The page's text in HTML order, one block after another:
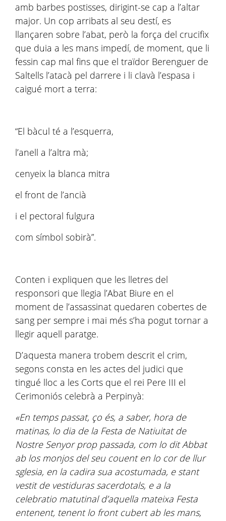
amb barbes postisses, dirigint-se cap a l’altar
major. Un cop arribats al seu destí, es
llançaren sobre l’abat, però la força del crucifix
que duia a les mans impedí, de moment, que li
fessin cap mal fins que el traïdor Berenguer de
Saltells l’atacà pel darrere i li clavà l’espasa i
caigué mort a terra:
“El bàcul té a l’esquerra,
l’anell a l’altra mà;
cenyeix la blanca mitra
el front de l’ancià
i el pectoral fulgura
com símbol sobirà”.
Conten i expliquen que les lletres del
responsori que llegia l’Abat Biure en el
moment de l’assassinat quedaren cobertes de
sang per sempre i mai més s’ha pogut tornar a
llegir aquell paratge.
D’aquesta manera trobem descrit el crim,
segons consta en les actes del judici que
tingué lloc a les Corts que el rei Pere III el
Cerimoniós celebrà a Perpinyà:
«En temps passat, ço és, a saber, hora de
matinas, lo dia de la Festa de Natiuitat de
Nostre Senyor prop passada, com lo dit Abbat
ab los monjos del seu couent en lo cor de llur
sglesia, en la cadira sua acostumada, e stant
vestit de vestiduras sacerdotals, e a la
celebratio matutinal d’aquella mateixa Festa
entenent, tenent lo front cubert ab les mans,